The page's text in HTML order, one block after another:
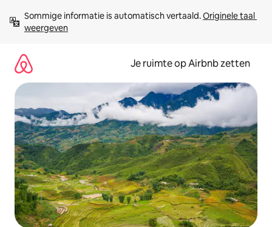
direct
naar
Sommige informatie is automatisch vertaald. Originele taal
weergeven
Je ruimte op Airbnb zetten